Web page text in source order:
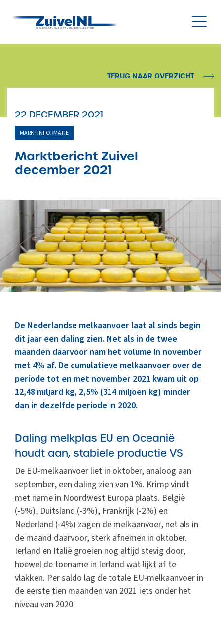
Duurzaamheid
Diergezondheid
Onderzoek & Innovatie
Gegevensbeheer & Verstrekking
Marktinformatie
Thema’s & Over ZuivelNL
TERUG NAAR OVERZICHT
22 DECEMBER 2021
MARKTINFORMATIE
Marktbericht Zuivel
december 2021
De Nederlandse melkaanvoer laat al sinds begin
dit jaar een daling zien. Net als in de twee
maanden daarvoor nam het volume in november
met 4% af. De cumulatieve melkaanvoer over de
periode tot en met november 2021 kwam uit op
12,48 miljard kg, 2,5% (314 miljoen kg) minder
dan in dezelfde periode in 2020.
Daling melkplas EU en Oceanië
houdt aan, stabiele productie VS
De EU-melkaanvoer liet in oktober, analoog aan
september, een daling zien van 1%. Krimp vindt
met name in Noordwest Europa plaats. België
(-5%), Duitsland (-3%), Frankrijk (-2%) en
Nederland (-4%) zagen de melkaanvoer, net als in
de maand daarvoor, sterk afnemen in oktober.
Ierland en Italië groeien nog altijd stevig door,
hoewel de toename in Ierland wat lijkt af te
vlakken. Per saldo lag de totale EU-melkaanvoer in
de eerste tien maanden van 2021 iets onder het
niveau van 2020.